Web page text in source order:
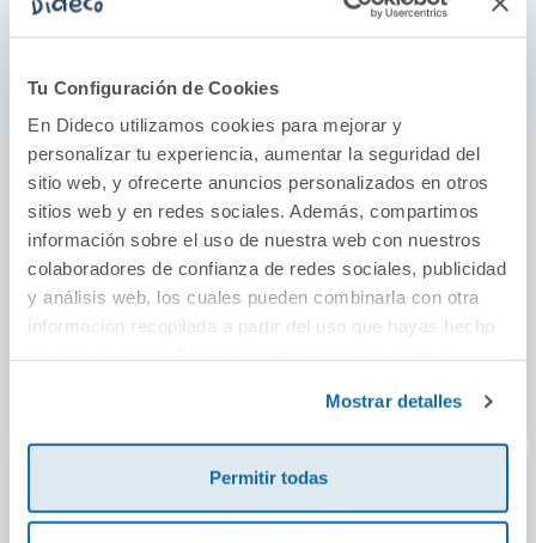
Tu Configuración de Cookies
En Dideco utilizamos cookies para mejorar y
personalizar tu experiencia, aumentar la seguridad del
sitio web, y ofrecerte anuncios personalizados en otros
sitios web y en redes sociales. Además, compartimos
información sobre el uso de nuestra web con nuestros
colaboradores de confianza de redes sociales, publicidad
y análisis web, los cuales pueden combinarla con otra
información recopilada a partir del uso que hayas hecho
Mostrar detalles
Permitir todas
L?Iku se?n va a dormir
También podría gustarte...
Entre líneas
K-pop Fan Book. ¡El